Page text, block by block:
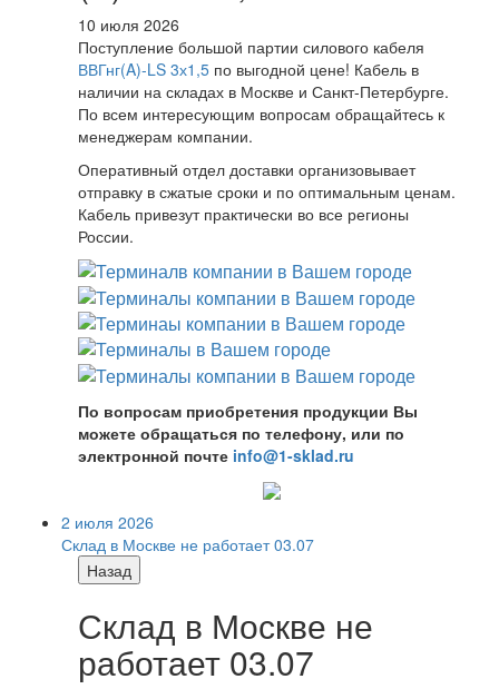
10 июля 2026
Поступление большой партии силового кабеля
ВВГнг(A)-LS 3х1,5 по выгодной цене! Кабель в
наличии на складах в Москве и Санкт-Петербурге.
По всем интересующим вопросам обращайтесь к
менеджерам компании.
Оперативный отдел доставки организовывает
отправку в сжатые сроки и по оптимальным ценам.
Кабель привезут практически во все регионы
России.
По вопросам приобретения продукции Вы
можете обращаться по телефону, или по
электронной почте info@1-sklad.ru
2 июля 2026
Склад в Москве не работает 03.07
Назад
Склад в Москве не
работает 03.07